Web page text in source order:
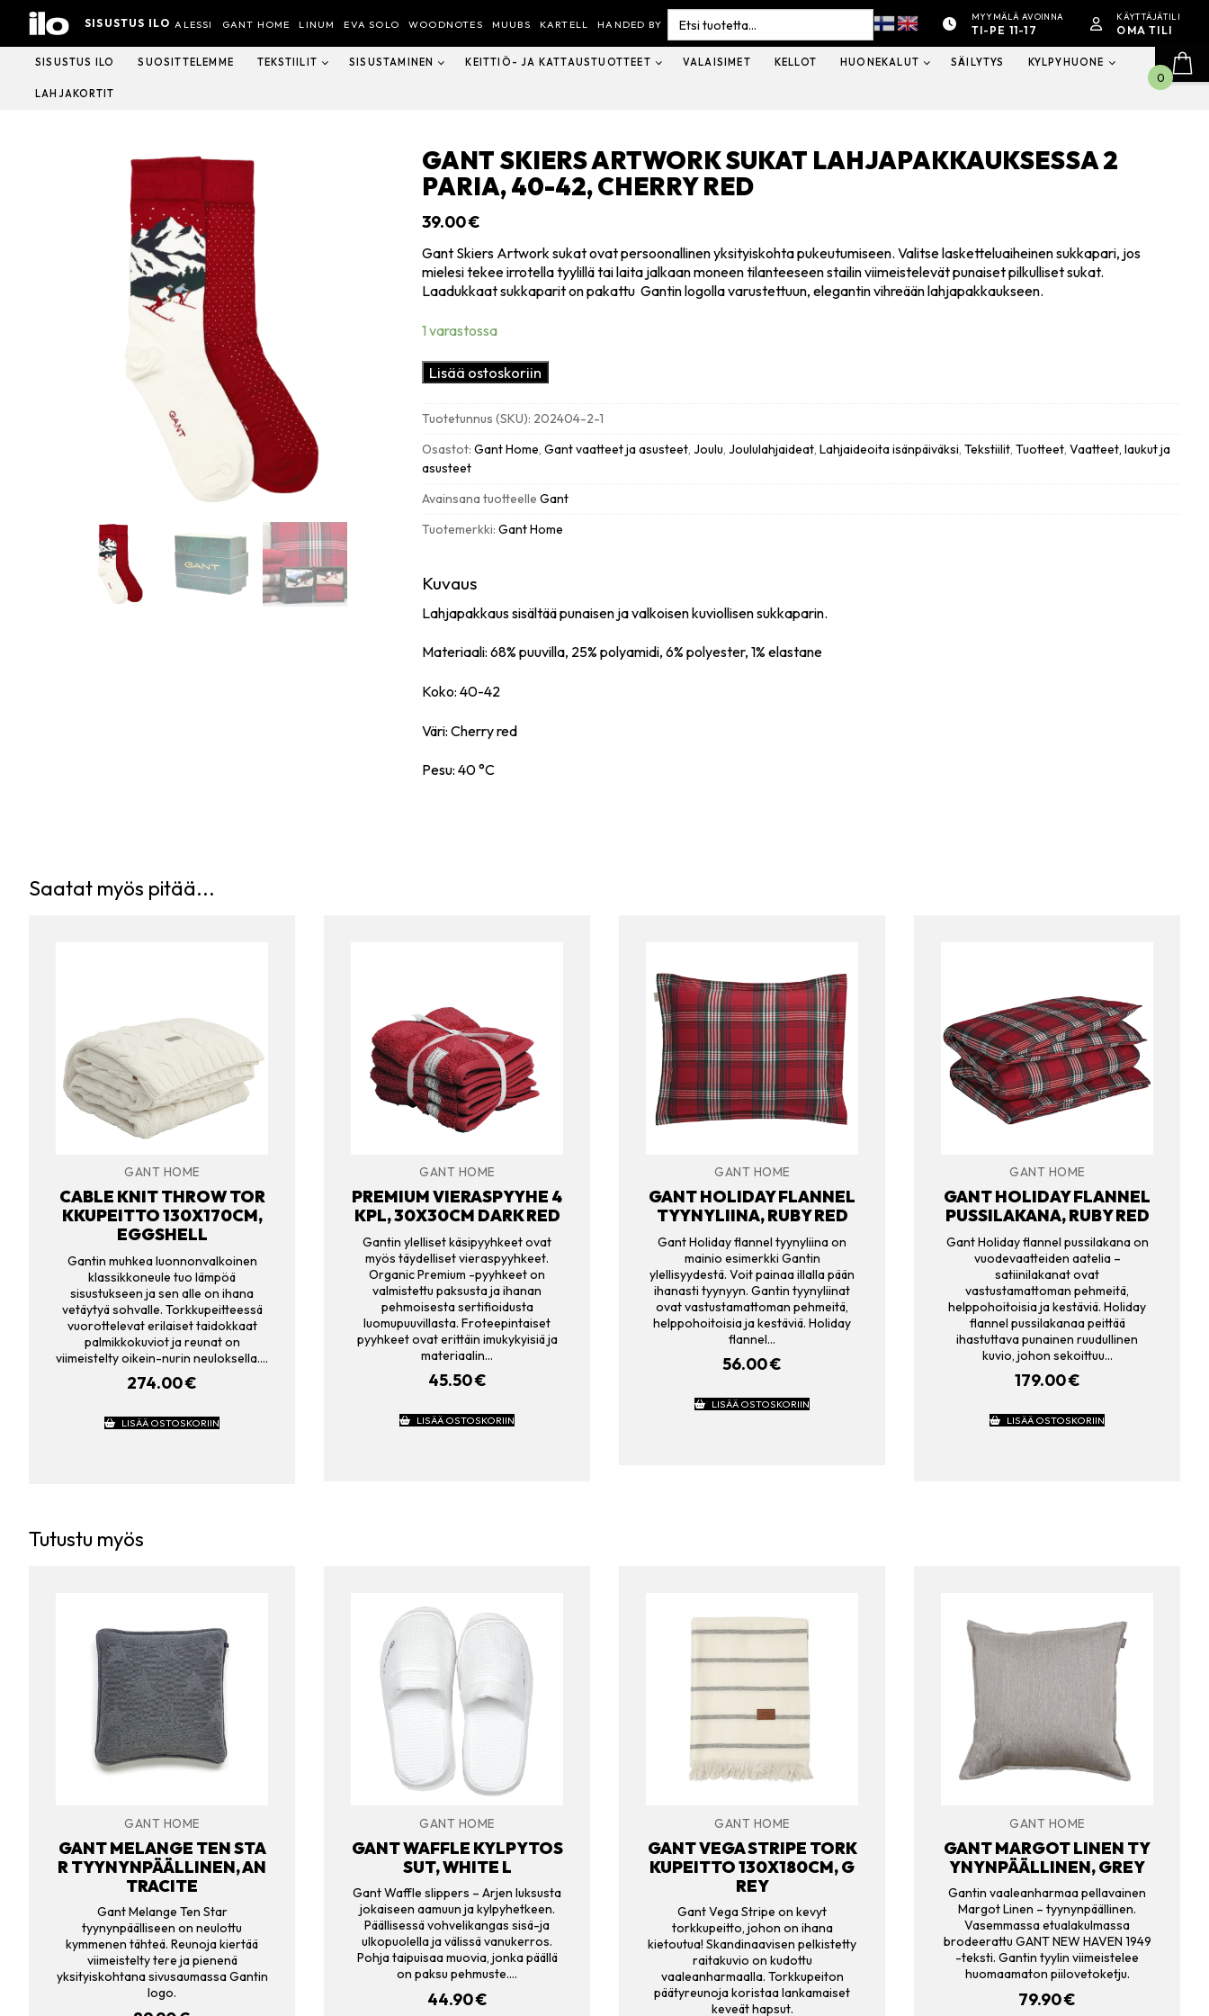
Hyppää
sisältöön
SISUSTUS ILO ALESSI GANT HOME LINUM EVA SOLO WOODNOTES MUUBS KARTELL HANDED BY
Search
for:
MYYMÄLÄ AVOINNA
TI-PE 11-17
KÄYTTÄJÄTILI
OMA TILI
SISUSTUS ILO SUOSITTELEMME TEKSTIILIT SISUSTAMINEN KEITTIÖ- JA KATTAUSTUOTTEET VALAISIMET KELLOT HUONEKALUT SÄILYTYS KYLPYHUONE
LAHJAKORTIT
GANT SKIERS ARTWORK SUKAT LAHJAPAKKAUKSESSA 2
PARIA, 40-42, CHERRY RED
39.00€
Gant Skiers Artwork sukat ovat persoonallinen yksityiskohta pukeutumiseen. Valitse lasketteluaiheinen sukkapari, jos
mielesi tekee irrotella tyylillä tai laita jalkaan moneen tilanteeseen stailin viimeistelevät punaiset pilkulliset sukat.
Laadukkaat sukkaparit on pakattu Gantin logolla varustettuun, elegantin vihreään lahjapakkaukseen.
1 varastossa
Gant
Skiers
sukat
lahjapakkauksessa
2
40-
cherry
määrä
Lisää ostoskoriin
Tuotetunnus (SKU): 202404-2-1
Osastot:Gant Home,Gant vaatteet ja asusteet,Joulu,Joululahjaideat,Lahjaideoita isänpäiväksi,Tekstiilit,Tuotteet,Vaatteet, laukut ja
asusteet
Avainsana tuotteelleGant
Tuotemerkki:Gant Home
Kuvaus
Lahjapakkaus sisältää punaisen ja valkoisen kuviollisen sukkaparin.
Materiaali: 68% puuvilla, 25% polyamidi, 6% polyester, 1% elastane
Koko: 40-42
Väri: Cherry red
Pesu: 40 °C
Saatat myös pitää...
GANT HOME
CABLE KNIT THROW TOR
KKUPEITTO 130X170CM,
EGGSHELL
Gantin muhkea luonnonvalkoinen
klassikkoneule tuo lämpöä
sisustukseen ja sen alle on ihana
vetäytyä sohvalle. Torkkupeitteessä
vuorottelevat erilaiset taidokkaat
palmikkokuviot ja reunat on
viimeistelty oikein-nurin neuloksella.…
274.00€
LISÄÄ OSTOSKORIIN
GANT HOME
PREMIUM VIERASPYYHE 4
KPL, 30X30CM DARK RED
Gantin ylelliset käsipyyhkeet ovat
myös täydelliset vieraspyyhkeet.
Organic Premium -pyyhkeet on
valmistettu paksusta ja ihanan
pehmoisesta sertifioidusta
luomupuuvillasta. Froteepintaiset
pyyhkeet ovat erittäin imukykyisiä ja
materiaalin…
45.50€
LISÄÄ OSTOSKORIIN
GANT HOME
GANT HOLIDAY FLANNEL
TYYNYLIINA, RUBY RED
Gant Holiday flannel tyynyliina on
mainio esimerkki Gantin
ylellisyydestä. Voit painaa illalla pään
ihanasti tyynyyn. Gantin tyynyliinat
ovat vastustamattoman pehmeitä,
helppohoitoisia ja kestäviä. Holiday
flannel…
56.00€
LISÄÄ OSTOSKORIIN
GANT HOME
GANT HOLIDAY FLANNEL
PUSSILAKANA, RUBY RED
Gant Holiday flannel pussilakana on
vuodevaatteiden aatelia –
satiinilakanat ovat
vastustamattoman pehmeitä,
helppohoitoisia ja kestäviä. Holiday
flannel pussilakanaa peittää
ihastuttava punainen ruudullinen
kuvio, johon sekoittuu…
179.00€
LISÄÄ OSTOSKORIIN
Tutustu myös
GANT HOME
GANT MELANGE TEN STA
R TYYNYNPÄÄLLINEN, AN
TRACITE
Gant Melange Ten Star
tyynynpäälliseen on neulottu
kymmenen tähteä. Reunoja kiertää
viimeistelty tere ja pienenä
yksityiskohtana sivusaumassa Gantin
logo.
GANT HOME
GANT WAFFLE KYLPYTOS
SUT, WHITE L
Gant Waffle slippers – Arjen luksusta
jokaiseen aamuun ja kylpyhetkeen.
Päällisessä vohvelikangas sisä-ja
ulkopuolella ja välissä vanukerros.
Pohja taipuisaa muovia, jonka päällä
on paksu pehmuste.…
44.90€
GANT HOME
GANT VEGA STRIPE TORK
KUPEITTO 130X180CM, G
REY
Gant Vega Stripe on kevyt
torkkupeitto, johon on ihana
kietoutua! Skandinaavisen pelkistetty
raitakuvio on kudottu
vaaleanharmaalla. Torkkupeiton
päätyreunoja koristaa lankamaiset
keveät hapsut.
GANT HOME
GANT MARGOT LINEN TY
YNYNPÄÄLLINEN, GREY
Gantin vaaleanharmaa pellavainen
Margot Linen – tyynynpäällinen.
Vasemmassa etualakulmassa
brodeerattu GANT NEW HAVEN 1949
-teksti. Gantin tyylin viimeistelee
huomaamaton piilovetoketju.
79.90€
0